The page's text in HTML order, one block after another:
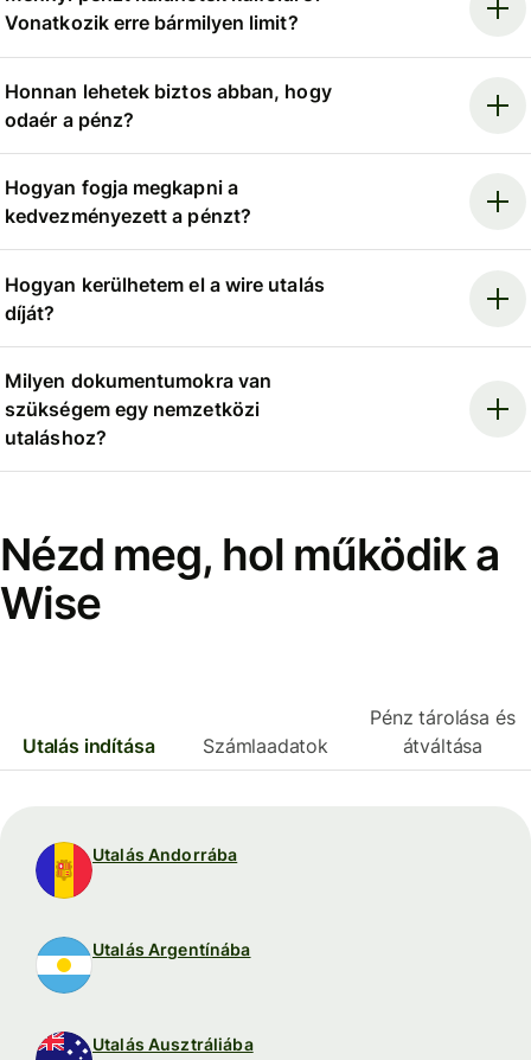
Vonatkozik erre bármilyen limit?
Honnan lehetek biztos abban, hogy
odaér a pénz?
Hogyan fogja megkapni a
kedvezményezett a pénzt?
Hogyan kerülhetem el a wire utalás
díját?
Milyen dokumentumokra van
szükségem egy nemzetközi
utaláshoz?
Nézd meg, hol működik a
Wise
Utalás indítása Számlaadatok
Pénz tárolása és
átváltása
Utalás Andorrába
Utalás Argentínába
Utalás Ausztráliába